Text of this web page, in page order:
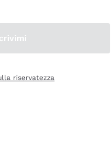
riservatezza